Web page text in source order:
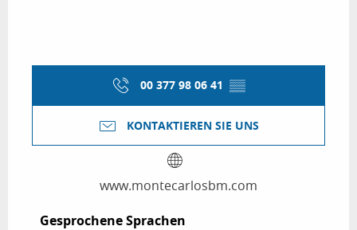
00 377 98 06 41 ▒▒
KONTAKTIEREN SIE UNS
www.montecarlosbm.com
Gesprochene Sprachen
Gesprochene Sprachen